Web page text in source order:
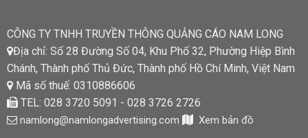
CÔNG TY TNHH TRUYỀN THÔNG QUẢNG CÁO NAM LONG
Địa chỉ: Số 28 Đường Số 04, Khu Phố 32, Phường Hiệp Bình
Chánh, Thành phố Thủ Đức, Thành phố Hồ Chí Minh, Việt Nam
Mã số thuế: 0310886606
TEL: 028 3720 5091 - 028 3726 2726
namlong@namlongadvertising.com Xem bản đồ